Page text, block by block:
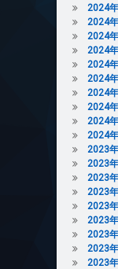
2024
2024
2024
2024
2024
2024
2024
2024
2024
2024
2023
2023
2023
2023
2023
2023
2023
2023
2023